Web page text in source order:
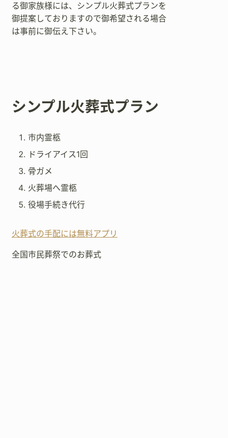
る御家族様には、シンプル火葬式プランを
御提案しておりますので御希望される場合
は事前に御伝え下さい。
シンプル火葬式プラン
市内霊柩
ドライアイス1回
骨ガメ
火葬場へ霊柩
役場手続き代行
火葬式の手配には無料アプリ
全国市民葬祭でのお葬式